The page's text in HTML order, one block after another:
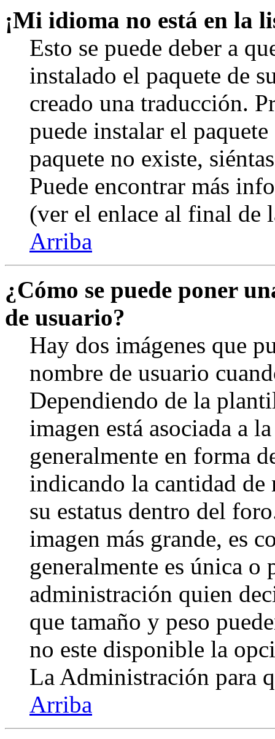
¡Mi idioma no está en la
Esto se puede deber a
instalado el paquete de
creado una traducción.
puede instalar el
paquete no existe,
Puede encontrar más
(ver el enlace al final de
Arriba
¿Cómo se puede poner
de usuario?
Hay dos imágenes que
nombre de usuario
Dependiendo de la
imagen está asociada a
generalmente en forma
indicando la cantidad de
su estatus dentro del
imagen más grande, es
generalmente es única o
administración quien
que tamaño y peso
no este disponible la
La Administración para
Arriba